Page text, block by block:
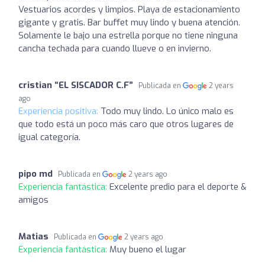
Vestuarios acordes y limpios. Playa de estacionamiento
gigante y gratis. Bar buffet muy lindo y buena atención.
Solamente le bajo una estrella porque no tiene ninguna
cancha techada para cuando llueve o en invierno.
cristian “EL SISCADOR C.F” Publicada en
2 years
ago
Experiencia positiva: Todo muy lindo. Lo único malo es
que todo está un poco más caro que otros lugares de
igual categoría.
pipo md Publicada en 2 years ago
Experiencia fantástica: Excelente predio para el deporte &
amigos
Matias Publicada en 2 years ago
Experiencia fantástica: Muy bueno el lugar